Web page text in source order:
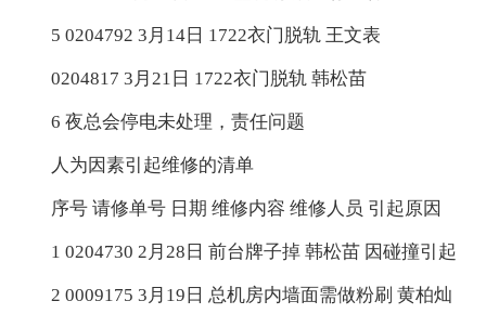
5 0204792 3月14日 1722衣门脱轨 王文表
0204817 3月21日 1722衣门脱轨 韩松苗
6 夜总会停电未处理，责任问题
人为因素引起维修的清单
序号 请修单号 日期 维修内容 维修人员 引起原因
1 0204730 2月28日 前台牌子掉 韩松苗 因碰撞引起
2 0009175 3月19日 总机房内墙面需做粉刷 黄柏灿